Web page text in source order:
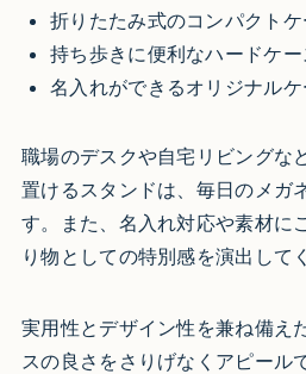
折りたたみ式のコンパクトケ
持ち歩きに便利なハードケー
名入れができるオリジナルケ
職場のデスクや自宅リビングな
置けるスタンドは、毎日のメガ
す。また、名入れ対応や素材に
り物としての特別感を演出して
実用性とデザイン性を兼ね備え
スの良さをさりげなくアピール